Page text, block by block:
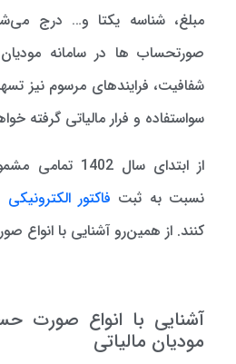
مبلغ، شناسه یکتا و… درج
صورتحساب‌ ها در سامانه مودیان
شفافیت، فرایندهای مرسوم نیز
سواستفاده و فرار مالیاتی گرفته
از ابتدای سال
نسبت به ثبت فاکتور
کنند. از همین‌رو آشنایی با
آشنایی با انواع صورت
مودیان مالیاتی